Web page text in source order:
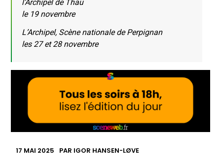
l’Archipel de Thau
le 19 novembre
L’Archipel, Scène nationale de Perpignan
les 27 et 28 novembre
17 MAI 2025 PAR IGOR HANSEN-LØVE